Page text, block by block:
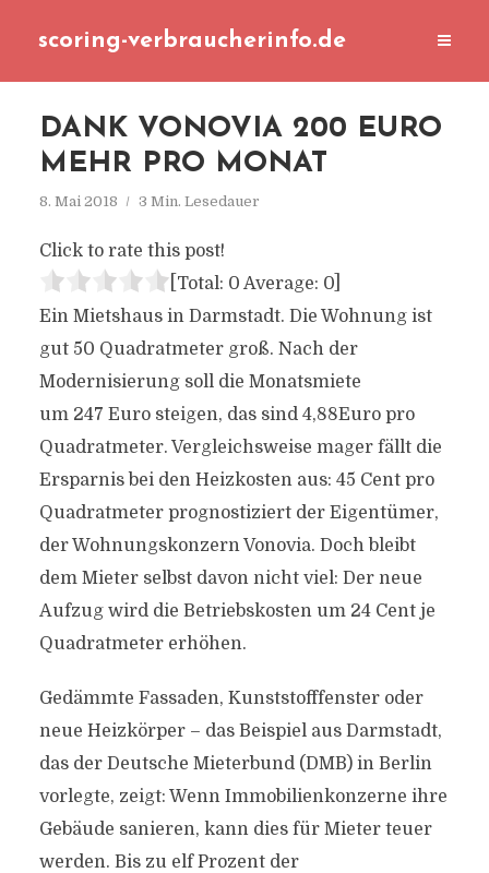
scoring-verbraucherinfo.de
DANK VONOVIA 200 EURO
MEHR PRO MONAT
8. Mai 2018 3 Min. Lesedauer
Click to rate this post!
[Total: 0 Average: 0]
Ein Mietshaus in Darmstadt. Die Wohnung ist
gut 50 Quadratmeter groß. Nach der
Modernisierung soll die Monatsmiete
um 247 Euro steigen, das sind 4,88Euro pro
Quadratmeter. Vergleichsweise mager fällt die
Ersparnis bei den Heizkosten aus: 45 Cent pro
Quadratmeter prognostiziert der Eigentümer,
der Wohnungskonzern Vonovia. Doch bleibt
dem Mieter selbst davon nicht viel: Der neue
Aufzug wird die Betriebskosten um 24Cent je
Quadratmeter erhöhen.
Gedämmte Fassaden, Kunststofffenster oder
neue Heizkörper – das Beispiel aus Darmstadt,
das der Deutsche Mieterbund (DMB) in Berlin
vorlegte, zeigt: Wenn Immobilienkonzerne ihre
Gebäude sanieren, kann dies für Mieter teuer
werden. Bis zu elf Prozent der